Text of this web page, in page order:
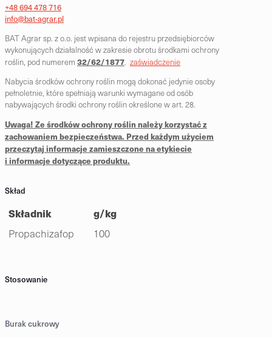
+48 694 478 716
info@bat-agrar.pl
BAT Agrar sp. z o.o. jest wpisana do rejestru przedsiębiorców
wykonujących działalność w zakresie obrotu środkami ochrony
roślin, pod numerem 32/62/1877. zaświadczenie
Nabycia środków ochrony roślin mogą dokonać jedynie osoby
pełnoletnie, które spełniają warunki wymagane od osób
nabywających środki ochrony roślin określone w art. 28.
Uwaga! Ze środków ochrony roślin należy korzystać z
zachowaniem bezpieczeństwa. Przed każdym użyciem
przeczytaj informacje zamieszczone na etykiecie
i informacje dotyczące produktu.
Skład
Składnik g/kg
Propachizafop 100
Stosowanie
Burak cukrowy